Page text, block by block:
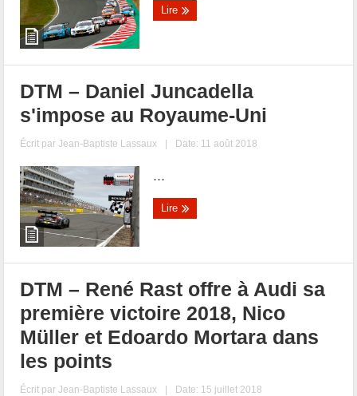
Lire
DTM – Daniel Juncadella
s'impose au Royaume-Uni
Écrit parJean-Baptiste Lassaux | Date: 11 août 2018
...
Lire
DTM – René Rast offre à Audi sa
première victoire 2018, Nico
Müller et Edoardo Mortara dans
les points
Écrit parJean-Baptiste Lassaux | Date: 15 juillet 2018